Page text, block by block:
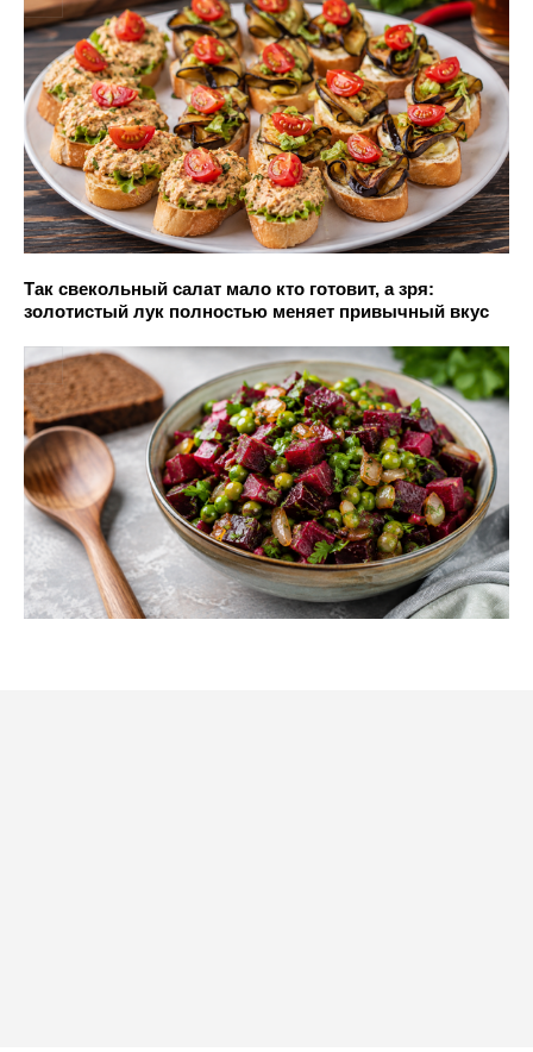
Так свекольный салат мало кто готовит, а зря:
золотистый лук полностью меняет привычный вкус